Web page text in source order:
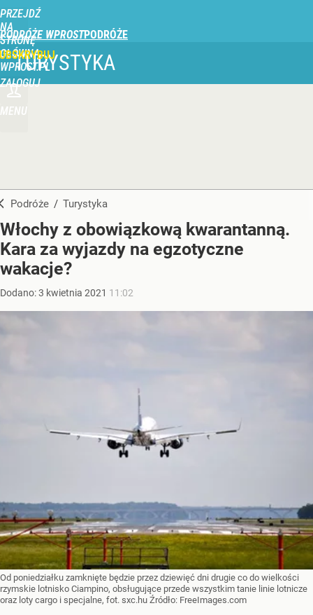
PRZEJDŹ
NA
STRONĘ
GŁÓWNĄ
WPROST.PL
PODRÓŻE WPROST
ZALOGUJ
MENU
TURYSTYKA
Podróże / Turystyka
Włochy z obowiązkową kwarantanną.
Kara za wyjazdy na egzotyczne
wakacje?
Dodano:3 kwietnia 2021 11:02
Od poniedziałku zamknięte będzie przez dziewięć dni drugie co do wielkości
rzymskie lotnisko Ciampino, obsługujące przede wszystkim tanie linie lotnicze
oraz loty cargo i specjalne, fot. sxc.hu Źródło: FreeImages.com